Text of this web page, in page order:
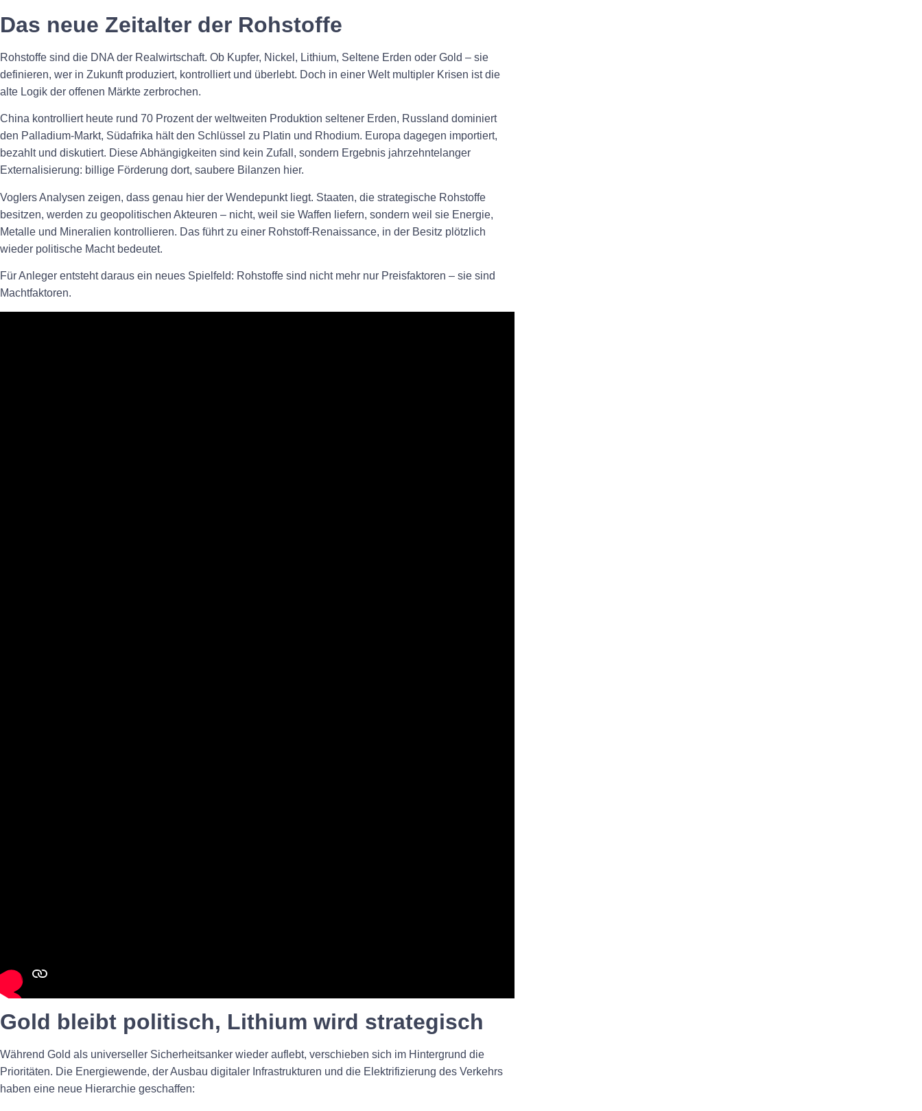
Das neue Zeitalter der Rohstoffe
Rohstoffe sind die DNA der Realwirtschaft. Ob Kupfer, Nickel, Lithium, Seltene Erden oder Gold – sie
definieren, wer in Zukunft produziert, kontrolliert und überlebt. Doch in einer Welt multipler Krisen ist die
alte Logik der offenen Märkte zerbrochen.
China kontrolliert heute rund 70 Prozent der weltweiten Produktion seltener Erden, Russland dominiert
den Palladium-Markt, Südafrika hält den Schlüssel zu Platin und Rhodium. Europa dagegen importiert,
bezahlt und diskutiert. Diese Abhängigkeiten sind kein Zufall, sondern Ergebnis jahrzehntelanger
Externalisierung: billige Förderung dort, saubere Bilanzen hier.
Voglers Analysen zeigen, dass genau hier der Wendepunkt liegt. Staaten, die strategische Rohstoffe
besitzen, werden zu geopolitischen Akteuren – nicht, weil sie Waffen liefern, sondern weil sie Energie,
Metalle und Mineralien kontrollieren. Das führt zu einer Rohstoff-Renaissance, in der Besitz plötzlich
wieder politische Macht bedeutet.
Für Anleger entsteht daraus ein neues Spielfeld: Rohstoffe sind nicht mehr nur Preisfaktoren – sie sind
Machtfaktoren.
Gold bleibt politisch, Lithium wird strategisch
Während Gold als universeller Sicherheitsanker wieder auflebt, verschieben sich im Hintergrund die
Prioritäten. Die Energiewende, der Ausbau digitaler Infrastrukturen und die Elektrifizierung des Verkehrs
haben eine neue Hierarchie geschaffen: